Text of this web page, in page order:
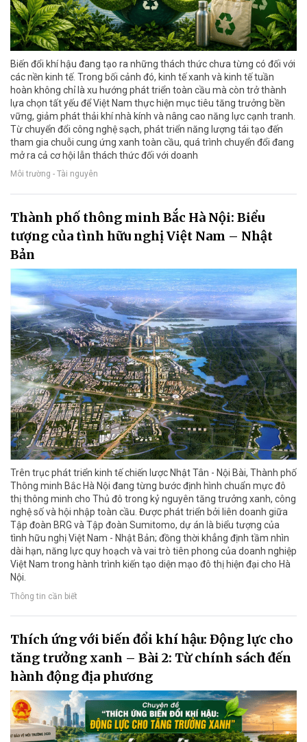
Biến đổi khí hậu đang tạo ra những thách thức chưa từng có đối với
các nền kinh tế. Trong bối cảnh đó, kinh tế xanh và kinh tế tuần
hoàn không chỉ là xu hướng phát triển toàn cầu mà còn trở thành
lựa chọn tất yếu để Việt Nam thực hiện mục tiêu tăng trưởng bền
vững, giảm phát thải khí nhà kính và nâng cao năng lực cạnh tranh.
Từ chuyển đổi công nghệ sạch, phát triển năng lượng tái tạo đến
tham gia chuỗi cung ứng xanh toàn cầu, quá trình chuyển đổi đang
mở ra cả cơ hội lẫn thách thức đối với doanh
Môi trường - Tài nguyên
Thành phố thông minh Bắc Hà Nội: Biểu
tượng của tình hữu nghị Việt Nam – Nhật
Bản
Trên trục phát triển kinh tế chiến lược Nhật Tân - Nội Bài, Thành phố
Thông minh Bắc Hà Nội đang từng bước định hình chuẩn mực đô
thị thông minh cho Thủ đô trong kỷ nguyên tăng trưởng xanh, công
nghệ số và hội nhập toàn cầu. Được phát triển bởi liên doanh giữa
Tập đoàn BRG và Tập đoàn Sumitomo, dự án là biểu tượng của
tình hữu nghị Việt Nam - Nhật Bản; đồng thời khẳng định tầm nhìn
dài hạn, năng lực quy hoạch và vai trò tiên phong của doanh nghiệp
Việt Nam trong hành trình kiến tạo diện mạo đô thị hiện đại cho Hà
Nội.
Thông tin cần biết
Thích ứng với biến đổi khí hậu: Động lực cho
tăng trưởng xanh – Bài 2: Từ chính sách đến
hành động địa phương